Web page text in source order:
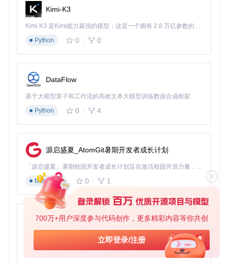
700万+用户深度参与代码创作，更多精彩内容等你共创
立即登录/注册
内容创作者可利用pot-desktop的"翻译记忆库"功能：
建立个人常用表达库
设置翻译风格偏好（正式/口语化）
这一工作流已被证实能减少重复翻译工作达65%，特别适合自
媒体运营和多语言内容生产。
不同用户类型的配置方案
学生群体优化配置
基础设置：启用划词翻译和OCR截图功能
经济方案：优先使用免费翻译引擎（DeepL、Bing）
学习增强：开启生词自动添加至Anki功能
性能优化 ：关闭实时翻译预览以节省系统资源
职场人士效率配置
快捷操作：将常用功能绑定至
专业增强 ：配置行业术语库（法律/金融/医疗等）
协作优化：启用翻译结果自动同步至剪贴板
隐私保护：开启本地缓存加密功能
科研人员专业配置
学术增强 ：启用LaTeX公式识别与翻译
文献处理：配置PDF文档批量翻译工作流
：使用本地OCR引擎处理敏感文献
效率提升：设置专业词汇自动替换规则
Kimi-K3
Kimi K3 是Kimi能力最强的模型：这是一个拥有 2.8 万亿参数的混合专家（MoE）模型，具备原生视觉理解能力，并支持 100 万 token 的上下文窗口。
Python
0 0
DataFlow
基于大模型算子和工作流的高效文本大模型训练数据合成框架
Python
0 4
源启盛夏_AtomGit暑期开发者成长计划
「源启盛夏」暑期校园开发者成长计划旨在激活校园开源力量，通过积分激励、认证扶持、资源倾斜等形式，引导高校组织和开发者完成「入驻 — 建项目 — 做贡献 — 获认证 — 得资源」的完整闭环。无论你是想带领社团入驻平台的组织者，还是希望用代码贡献证明自己的开发者，都能在这里找到属于你的成长路径。
Markdown
0 1
py-xiaozhi
基于Python的Xiaozhi AI，适用于想要完整Xiaozhi体验而无需拥有专用硬件的用户。
Python
0 1